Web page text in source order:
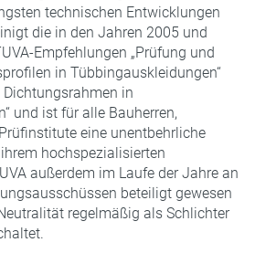
technischen Entwicklungen
die in den Jahren 2005 und
Empfehlungen „Prüfung und
in Tübbingauskleidungen“
Dichtungsrahmen in
und ist für alle Bauherren,
eine unentbehrliche
hochspezialisierten
außerdem im Laufe der Jahre an
beteiligt gewesen
regelmäßig als Schlichter